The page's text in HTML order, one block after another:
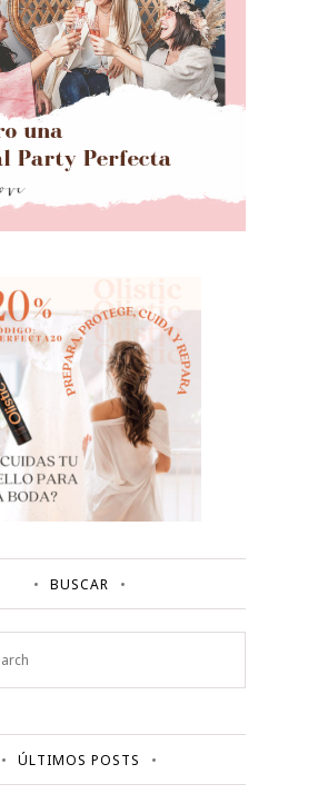
BUSCAR
ÚLTIMOS POSTS